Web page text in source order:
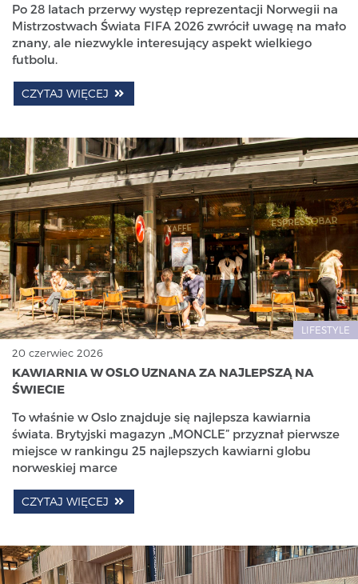
Po 28 latach przerwy występ reprezentacji Norwegii na
Mistrzostwach Świata FIFA 2026 zwrócił uwagę na mało
znany, ale niezwykle interesujący aspekt wielkiego
futbolu.
CZYTAJ WIĘCEJ
LIFESTYLE
20 czerwiec 2026
KAWIARNIA W OSLO UZNANA ZA NAJLEPSZĄ NA
ŚWIECIE
To właśnie w Oslo znajduje się najlepsza kawiarnia
świata. Brytyjski magazyn „MONCLE” przyznał pierwsze
miejsce w rankingu 25 najlepszych kawiarni globu
norweskiej marce
CZYTAJ WIĘCEJ